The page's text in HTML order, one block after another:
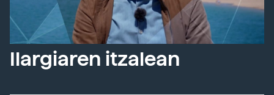
Ilargiaren itzalean